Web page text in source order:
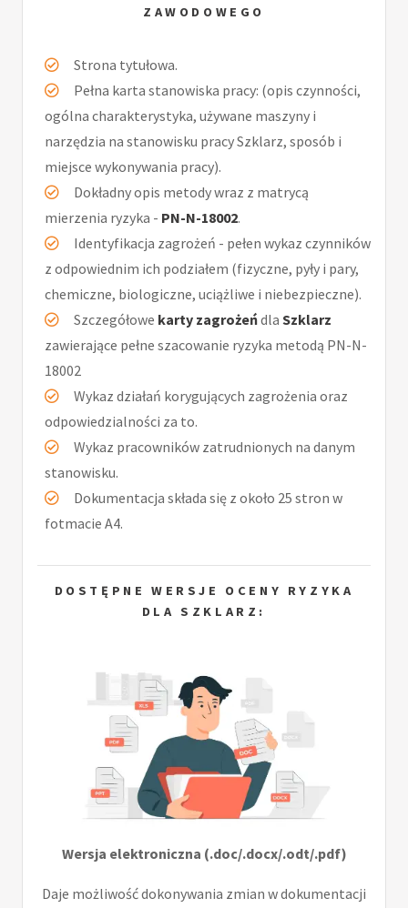
ZAWODOWEGO
Strona tytułowa.
Pełna karta stanowiska pracy: (opis czynności,
ogólna charakterystyka, używane maszyny i
narzędzia na stanowisku pracy Szklarz, sposób i
miejsce wykonywania pracy).
Dokładny opis metody wraz z matrycą
mierzenia ryzyka - PN-N-18002.
Identyfikacja zagrożeń - pełen wykaz czynników
z odpowiednim ich podziałem (fizyczne, pyły i pary,
chemiczne, biologiczne, uciążliwe i niebezpieczne).
Szczegółowe karty zagrożeńdla Szklarz
zawierające pełne szacowanie ryzyka metodą PN-N-
18002
Wykaz działań korygujących zagrożenia oraz
odpowiedzialności za to.
Wykaz pracowników zatrudnionych na danym
stanowisku.
Dokumentacja składa się z około 25 stron w
fotmacie A4.
DOSTĘPNE WERSJE OCENY RYZYKA
DLA SZKLARZ:
Wersja elektroniczna (.doc/.docx/.odt/.pdf)
Daje możliwość dokonywania zmian w dokumentacji